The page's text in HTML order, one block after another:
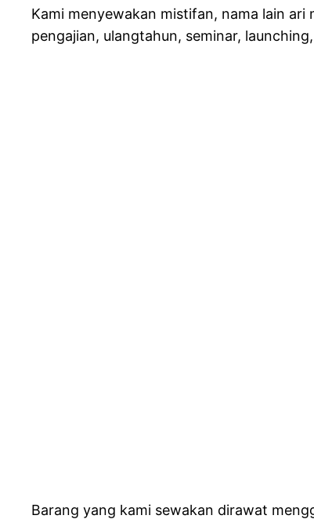
Kami menyewakan mistifan, nama lain
pengajian, ulangtahun, seminar,
Barang yang kami sewakan dirawat